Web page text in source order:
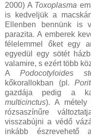
2000) A Toxoplasma
is kedveljük a
Ellenben bennünk is
parazita. A emberek
félelemmel őket egy
egyedül egy sötét
valamire, s ezért több
A Podocotyloides
kőkorallokban (pl.
gazdája pedig a
multicinctus). A métely
rózsaszínűre
visszabújni a védő
inkább